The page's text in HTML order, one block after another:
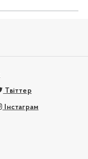
Твіттер
Інстаграм